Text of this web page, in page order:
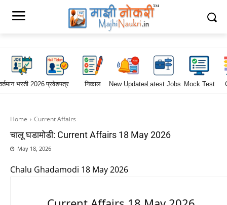
भरती 2026प्रवेशपत्र निकाल New UpdatesLatest Jobs Mock Test
Home Current Affairs
चालू घडामोडी: Current Affairs 18 May 2026
May 18, 2026
Chalu Ghadamodi 18 May 2026